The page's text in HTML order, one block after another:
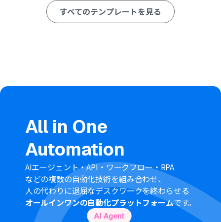
Google Chatのメッセージ本文から顧客名や会社名など
の必要な情報を抽出します。
最後に、オペレーションでboardの「顧客の登録」アクシ
Google Chatのトリガー設定では、通知を監視したいスペ
ースの「リソース名」を任意で設定してください。
分岐機能では、どのようなメッセージを受信した時にフ
ローを実行するか、任意の条件（例：特定のキーワード
を含むなど）を設定してください。
boardとの連携設定を行う際は、お使いのアカウントに応
じたAPIキーを正しく設定してください。
注意事項
すべてのテンプレートを見る
All in One
Automation
AIエージェント・API・ワークフロー・RPA
などの複数の自動化技術を組み合わせ、
人の代わりに退屈なデスクワークを終わらせる
オールインワンの自動化プラットフォームです。